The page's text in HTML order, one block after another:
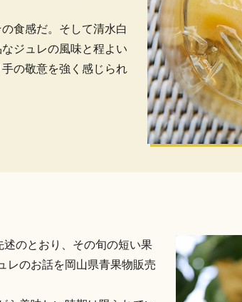
食感だ。そして清水白
ジュレの風味と程よい
の敬意を強く感じられ
のとおり、その旬の短い果
レのお話を岡山県青果物販売